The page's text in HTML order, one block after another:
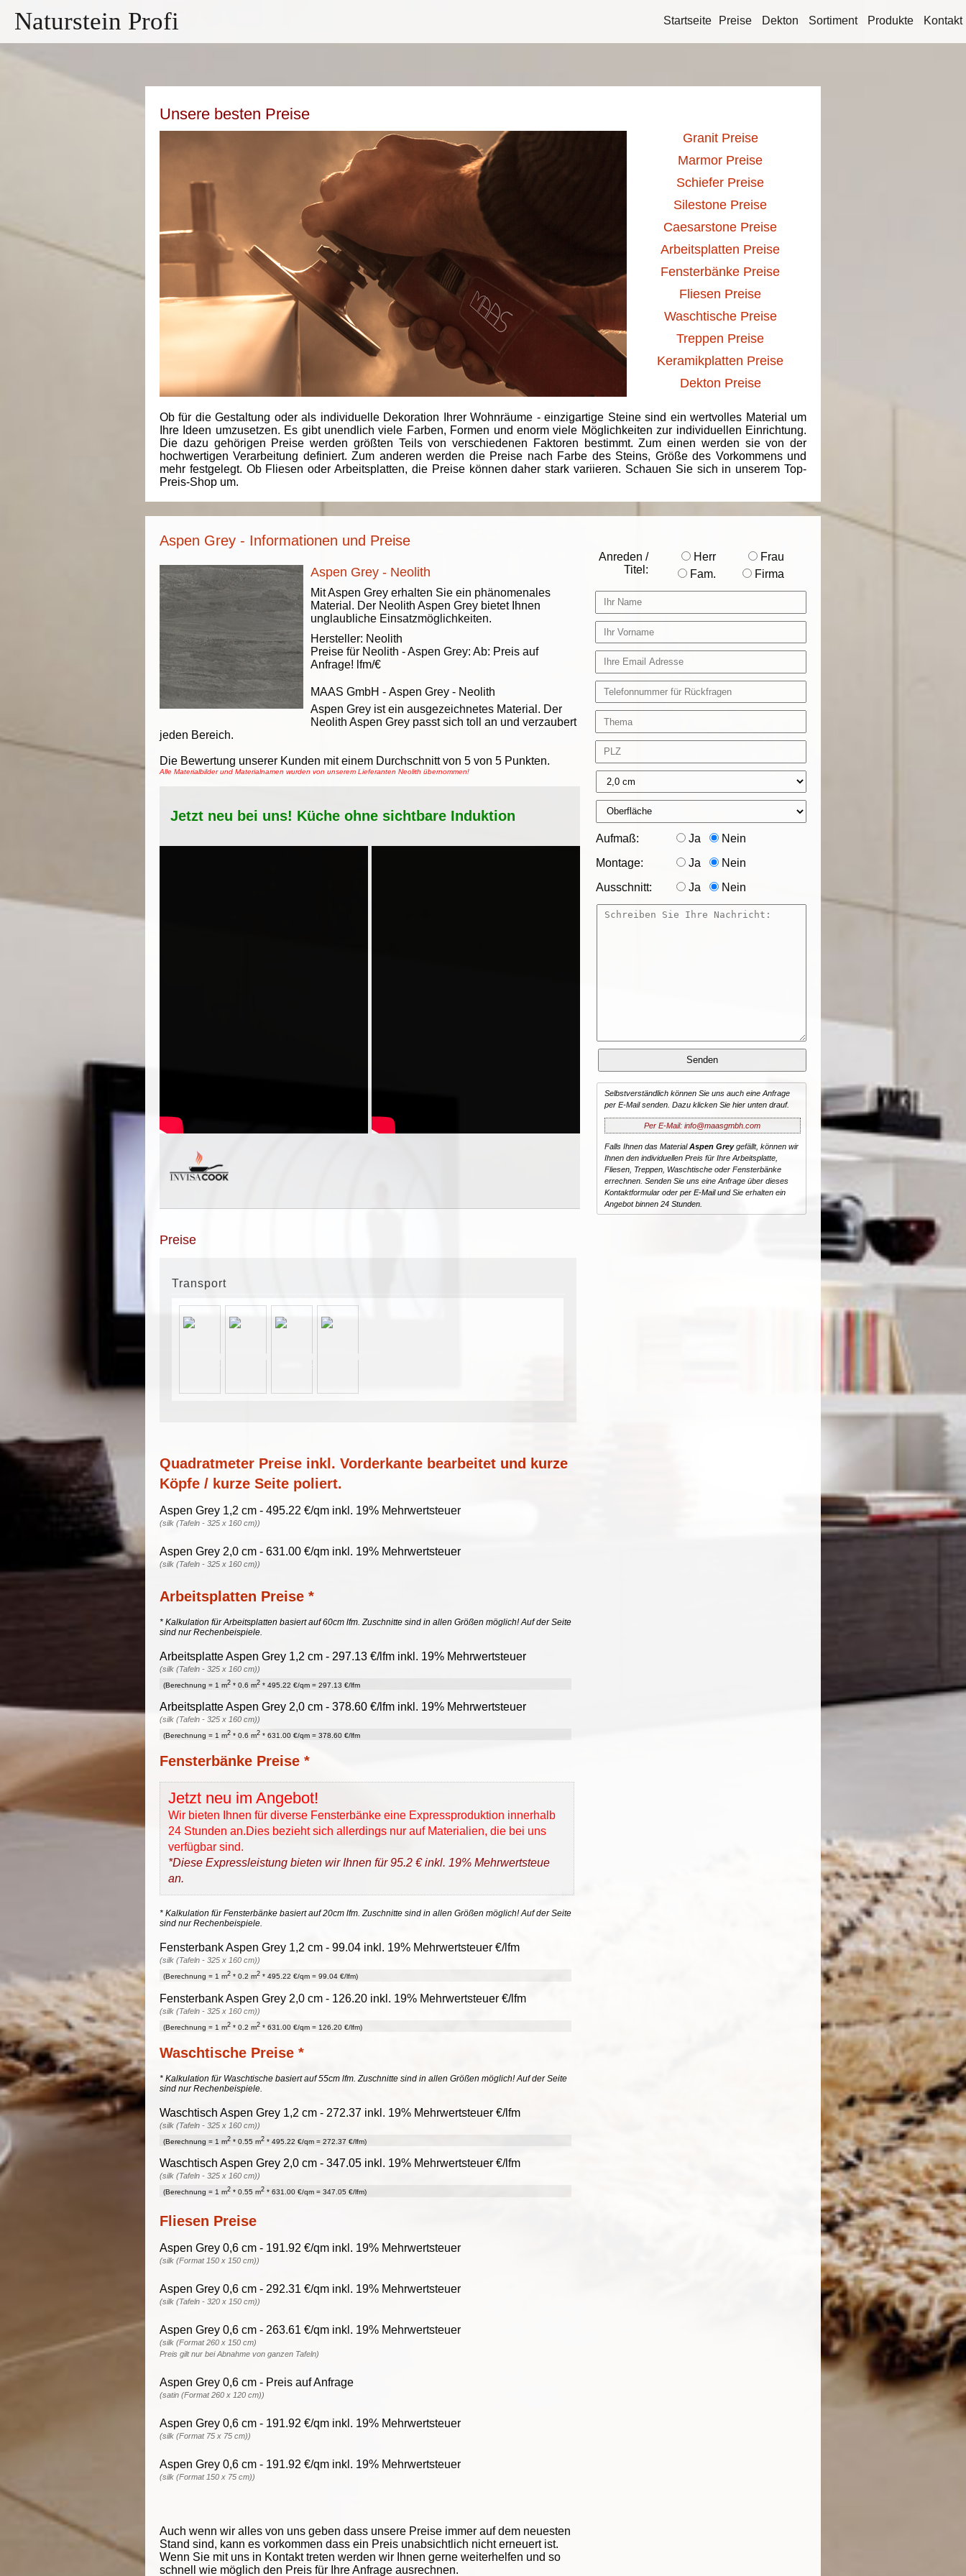
Naturstein Profi Startseite Preise Dekton Sortiment Produkte Kontakt
Unsere besten Preise
Granit Preise
Marmor Preise
Schiefer Preise
Silestone Preise
Caesarstone Preise
Arbeitsplatten Preise
Fensterbänke Preise
Fliesen Preise
Waschtische Preise
Treppen Preise
Keramikplatten Preise
Dekton Preise
Ob für die Gestaltung oder als individuelle Dekoration Ihrer Wohnräume - einzigartige Steine sind ein wertvolles Material um
Ihre Ideen umzusetzen. Es gibt unendlich viele Farben, Formen und enorm viele Möglichkeiten zur individuellen Einrichtung.
Die dazu gehörigen Preise werden größten Teils von verschiedenen Faktoren bestimmt. Zum einen werden sie von der
hochwertigen Verarbeitung definiert. Zum anderen werden die Preise nach Farbe des Steins, Größe des Vorkommens und
mehr festgelegt. Ob Fliesen oder Arbeitsplatten, die Preise können daher stark variieren. Schauen Sie sich in unserem Top-
Preis-Shop um.
Aspen Grey - Informationen und Preise
Aspen Grey - Neolith
Mit Aspen Grey erhalten Sie ein phänomenales
Material. Der Neolith Aspen Grey bietet Ihnen
unglaubliche Einsatzmöglichkeiten.
Hersteller: Neolith
Preise für Neolith -Aspen Grey: Ab: Preis auf
Anfrage! lfm/€
MAAS GmbH - Aspen Grey - Neolith
Aspen Grey ist ein ausgezeichnetes Material. Der
Neolith Aspen Grey passt sich toll an und verzaubert
jeden Bereich.
Die Bewertung unserer Kunden mit einem Durchschnitt von 5 von 5 Punkten.
Alle Materialbilder und Materialnamen wurden von unserem Lieferanten Neolith übernommen!
Jetzt neu bei uns! Küche ohne sichtbare Induktion
Preise
Transport
Quadratmeter Preise inkl. Vorderkante bearbeitet und kurze
Köpfe / kurze Seite poliert.
Aspen Grey 1,2 cm - 495.22 €/qm inkl. 19% Mehrwertsteuer
(silk (Tafeln - 325 x 160 cm))
Aspen Grey 2,0 cm - 631.00 €/qm inkl. 19% Mehrwertsteuer
(silk (Tafeln - 325 x 160 cm))
Arbeitsplatten Preise *
* Kalkulation für Arbeitsplatten basiert auf 60cm lfm. Zuschnitte sind in allen Größen möglich! Auf der Seite
sind nur Rechenbeispiele.
Arbeitsplatte Aspen Grey 1,2 cm - 297.13 €/lfm inkl. 19% Mehrwertsteuer
(silk (Tafeln - 325 x 160 cm))
(Berechnung = 1 m2 * 0.6 m2 * 495.22 €/qm = 297.13 €/lfm
Arbeitsplatte Aspen Grey 2,0 cm - 378.60 €/lfm inkl. 19% Mehrwertsteuer
(silk (Tafeln - 325 x 160 cm))
(Berechnung = 1 m2 * 0.6 m2 * 631.00 €/qm = 378.60 €/lfm
Fensterbänke Preise *
Jetzt neu im Angebot!
Wir bieten Ihnen für diverse Fensterbänke eine Expressproduktion innerhalb
24 Stunden an.Dies bezieht sich allerdings nur auf Materialien, die bei uns
verfügbar sind.
*Diese Expressleistung bieten wir Ihnen für 95.2 € inkl. 19% Mehrwertsteue
an.
* Kalkulation für Fensterbänke basiert auf 20cm lfm. Zuschnitte sind in allen Größen möglich! Auf der Seite
sind nur Rechenbeispiele.
Fensterbank Aspen Grey 1,2 cm - 99.04 inkl. 19% Mehrwertsteuer €/lfm
(silk (Tafeln - 325 x 160 cm))
(Berechnung = 1 m2 * 0.2 m2 * 495.22 €/qm = 99.04 €/lfm)
Fensterbank Aspen Grey 2,0 cm - 126.20 inkl. 19% Mehrwertsteuer €/lfm
(silk (Tafeln - 325 x 160 cm))
(Berechnung = 1 m2 * 0.2 m2 * 631.00 €/qm = 126.20 €/lfm)
Waschtische Preise *
* Kalkulation für Waschtische basiert auf 55cm lfm. Zuschnitte sind in allen Größen möglich! Auf der Seite
sind nur Rechenbeispiele.
Waschtisch Aspen Grey 1,2 cm - 272.37 inkl. 19% Mehrwertsteuer €/lfm
(silk (Tafeln - 325 x 160 cm))
(Berechnung = 1 m2 * 0.55 m2 * 495.22 €/qm = 272.37 €/lfm)
Waschtisch Aspen Grey 2,0 cm - 347.05 inkl. 19% Mehrwertsteuer €/lfm
(silk (Tafeln - 325 x 160 cm))
(Berechnung = 1 m2 * 0.55 m2 * 631.00 €/qm = 347.05 €/lfm)
Fliesen Preise
Aspen Grey 0,6 cm - 191.92 €/qm inkl. 19% Mehrwertsteuer
(silk (Format 150 x 150 cm))
Aspen Grey 0,6 cm - 292.31 €/qm inkl. 19% Mehrwertsteuer
(silk (Tafeln - 320 x 150 cm))
Aspen Grey 0,6 cm - 263.61 €/qm inkl. 19% Mehrwertsteuer
(silk (Format 260 x 150 cm)
Preis gilt nur bei Abnahme von ganzen Tafeln)
Aspen Grey 0,6 cm - Preis auf Anfrage
(satin (Format 260 x 120 cm))
Aspen Grey 0,6 cm - 191.92 €/qm inkl. 19% Mehrwertsteuer
(silk (Format 75 x 75 cm))
Aspen Grey 0,6 cm - 191.92 €/qm inkl. 19% Mehrwertsteuer
(silk (Format 150 x 75 cm))
Auch wenn wir alles von uns geben dass unsere Preise immer auf dem neuesten
Stand sind, kann es vorkommen dass ein Preis unabsichtlich nicht erneuert ist.
Wenn Sie mit uns in Kontakt treten werden wir Ihnen gerne weiterhelfen und so
schnell wie möglich den Preis für Ihre Anfrage ausrechnen.
Anreden /
Titel:
Herr
Frau
Fam.
Firma
Aufmaß: Ja Nein
Montage: Ja Nein
Ausschnitt: Ja Nein
Selbstverständlich können Sie uns auch eine Anfrage
per E-Mail senden. Dazu klicken Sie hier unten drauf.
Per E-Mail: info@maasgmbh.com
Falls Ihnen das MaterialAspen Greygefällt, können wir
Ihnen den individuellen Preis für Ihre Arbeitsplatte,
Fliesen, Treppen, Waschtische oder Fensterbänke
errechnen. Senden Sie uns eine Anfrage über dieses
Kontaktformular oder per E-Mail und Sie erhalten ein
Angebot binnen 24 Stunden.